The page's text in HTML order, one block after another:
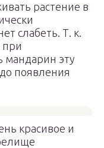
растение в
слабеть. Т. к.
при
мандарин эту
появления
красивое и